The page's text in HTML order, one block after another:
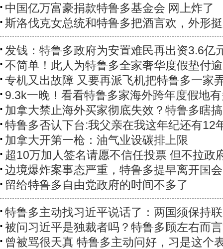
中国亿万富豪捐款特鲁多基金会 网上炸了
斯洛伐克女总统和特鲁多把酒言欢，外形
发钱：特鲁多政府为安置难民再出资3.6亿
不简单！此人为特鲁多全家奢华度假垫付
专机又出故障 又要再派飞机把特鲁多一家
9.3k一晚！看看特鲁多家海外跨年度假地
加拿大禁止海外买家彻底失效？特鲁多瞎搞
特鲁多否认下台:我父亲在我这年纪还有12
加拿大开第一枪：油气业设碳排上限
超10万加人签名请愿不信任投票 但不拉政
边境爆炸案事态严重，特鲁多提早离开国会
留给特鲁多自由党政府的时间不多了
特鲁多主动找习近平说话了：两国须保持
被问习近平是独裁者吗？特鲁多顾左右而
曾被骂很天真 特鲁多主动问好，习是这个